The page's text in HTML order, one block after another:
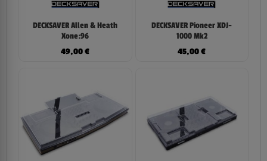
DECKSAVER Allen & Heath
Xone:96
49,00€
DECKSAVER Pioneer XDJ-
1000 Mk2
45,00€